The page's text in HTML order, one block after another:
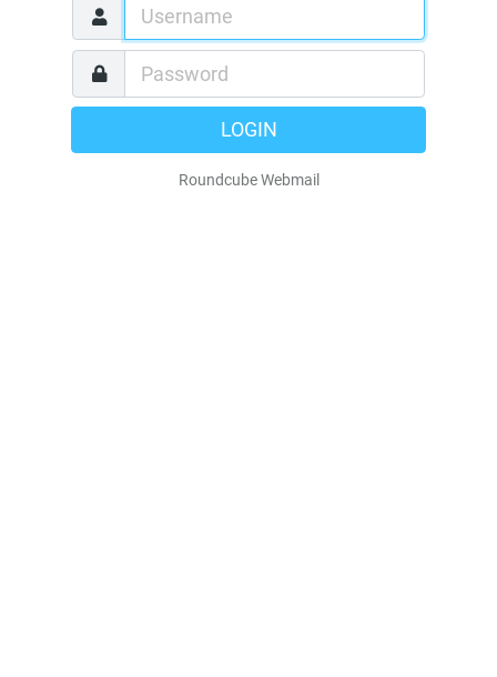
LOGIN
Roundcube Webmail